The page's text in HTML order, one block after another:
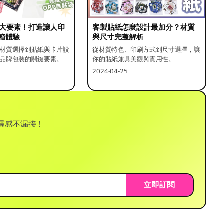
要素！打造讓人印
體驗
質選擇到貼紙與卡片設
牌包裝的關鍵要素。
客製貼紙怎麼設計最加分？材質
與尺寸完整解析
從材質特色、印刷方式到尺寸選擇，讓
你的貼紙兼具美觀與實用性。
2024-04-25
不漏接！
立即訂閱